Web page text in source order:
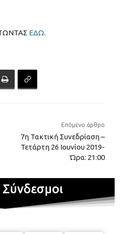
ΕΔΩ.
Επόμενο άρθρο
7η Τακτική Συνεδρίαση –
Τετάρτη 26 Ιουνίου 2019-
Ώρα: 21:00
Σύνδεσμοι